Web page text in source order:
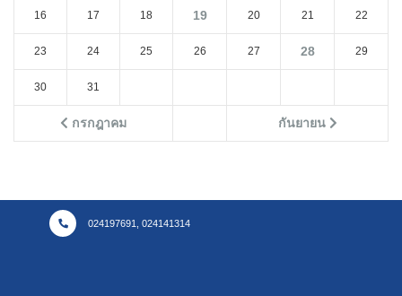
กรกฎาคม กันยายน
16 17 18 19 20 21 22
23 24 25 26 27 28 29
30 31
024197691, 024141314